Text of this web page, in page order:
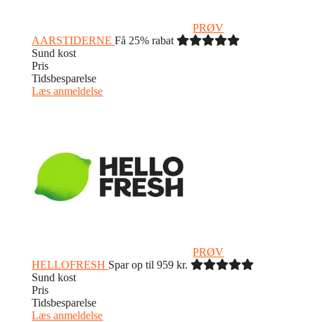
PRØV
AARSTIDERNEFå 25% rabat
Sund kost
Pris
Tidsbesparelse
Læs anmeldelse
PRØV
HELLOFRESH Spar op til 959 kr.
Sund kost
Pris
Tidsbesparelse
Læs anmeldelse